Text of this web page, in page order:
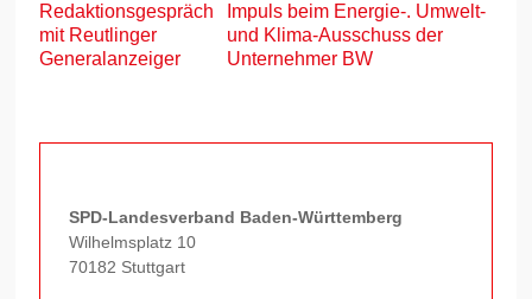
Redaktionsgespräch
mit Reutlinger
Generalanzeiger
Impuls beim Energie-. Umwelt-
und Klima-Ausschuss der
Unternehmer BW
SPD-Landesverband Baden-Württemberg
Wilhelmsplatz 10
70182 Stuttgart